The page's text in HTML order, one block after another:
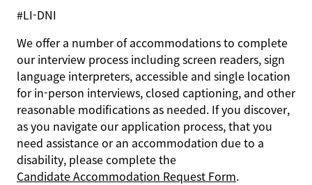
#LI-DNI
We offer a number of accommodations to complete
our interview process including screen readers, sign
language interpreters, accessible and single location
for in-person interviews, closed captioning, and other
reasonable modifications as needed. If you discover,
as you navigate our application process, that you
need assistance or an accommodation due to a
disability, please complete the
Candidate Accommodation Request Form.